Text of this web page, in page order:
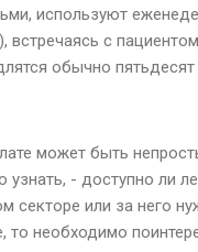
используют
встречаясь с
обычно пятьдесят
может быть
- доступно ли
секторе или за него
то необходимо